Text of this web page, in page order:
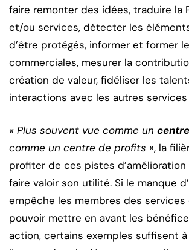
faire remonter des idées, traduire la
et/ou services, détecter les
d’être protégés, informer et former
commerciales, mesurer la
création de valeur, fidéliser les
interactions avec les autres
« Plus souvent vue comme un
comme un centre de profits », la
profiter de ces pistes
faire valoir son utilité. Si le manque
empêche les membres des
pouvoir mettre en avant les
action, certains exemples suffisent